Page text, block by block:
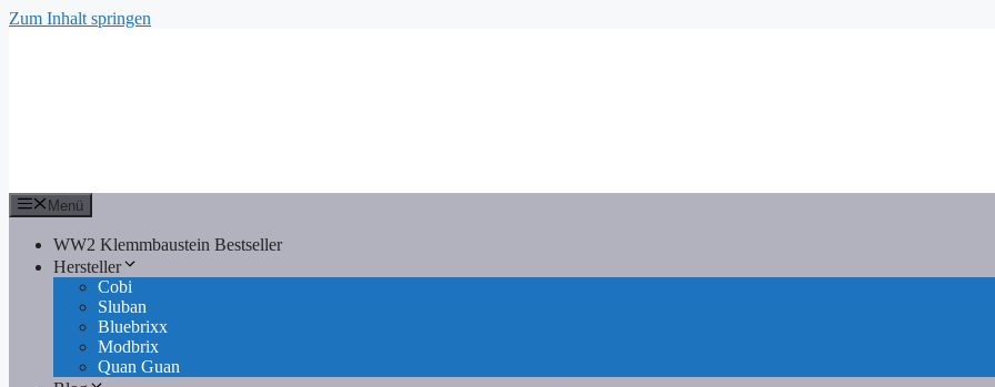
Zum Inhalt springen
Menü
WW2 Klemmbaustein Bestseller
Hersteller
Cobi
Sluban
Bluebrixx
Modbrix
Quan Guan